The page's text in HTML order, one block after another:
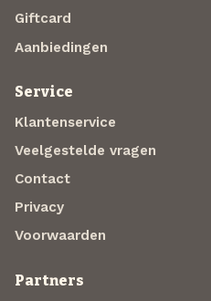
Giftcard
Aanbiedingen
Service
Klantenservice
Veelgestelde vragen
Contact
Privacy
Voorwaarden
Partners